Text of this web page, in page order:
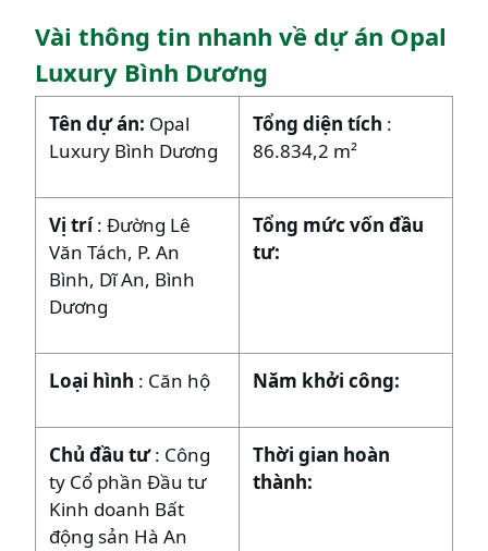
Vài thông tin nhanh về dự án Opal
Luxury Bình Dương
Tên dự án: Opal
Luxury Bình Dương
Tổng diện tích :
86.834,2 m²
Vị trí: Đường Lê
Văn Tách, P. An
Bình, Dĩ An, Bình
Dương
Tổng mức vốn đầu
tư:
Loại hình : Căn hộ Năm khởi công:
Chủ đầu tư: Công
ty Cổ phần Đầu tư
Kinh doanh Bất
động sản Hà An
Thời gian hoàn
thành: